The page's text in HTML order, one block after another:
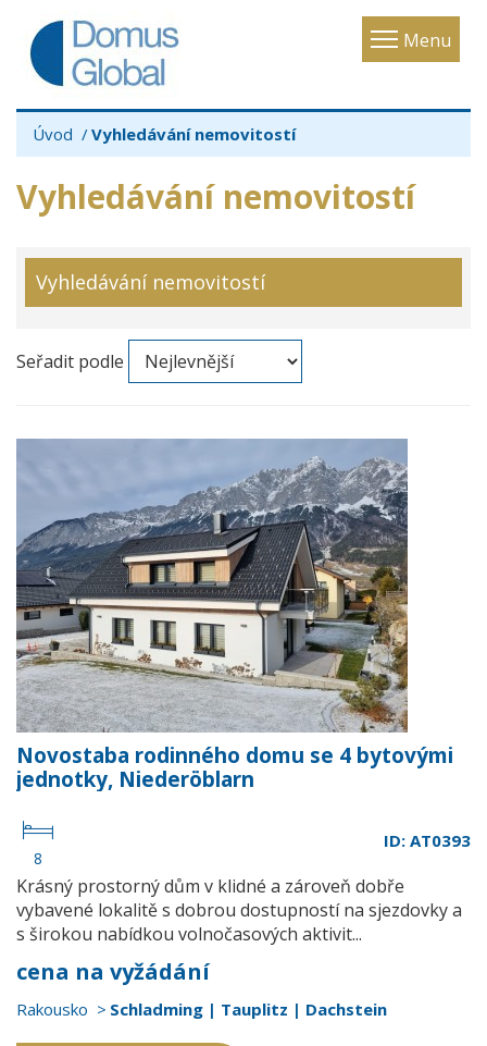
Menu
Toggle
Úvod Vyhledávání nemovitostí
Vyhledávání nemovitostí
Vyhledávání nemovitostí
Seřadit podle
Novostaba rodinného domu se 4 bytovými
jednotky, Niederöblarn
8
ID: AT0393
Krásný prostorný dům v klidné a zároveň dobře
vybavené lokalitě s dobrou dostupností na sjezdovky a
s širokou nabídkou volnočasových aktivit...
cena na vyžádání
Rakousko Schladming | Tauplitz | Dachstein